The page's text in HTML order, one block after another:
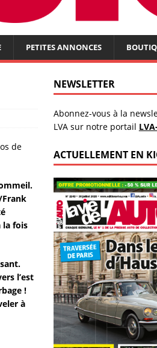
PETITES ANNONCES
de
Frank
la fois
l’est
!
à
NEWSLETTER
Abonnez-vous à la
LVA sur notre portail
ACTUELLEMENT EN